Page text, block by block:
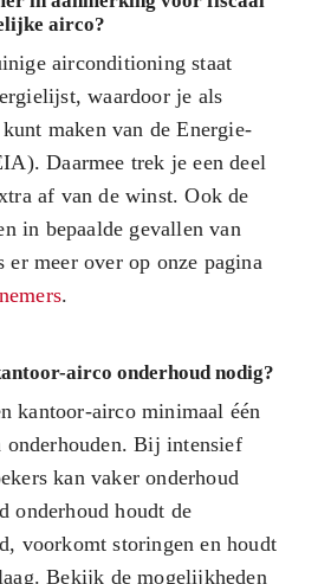
airco?
airconditioning staat
waardoor je als
maken van de Energie-
Daarmee trek je een deel
af van de winst. Ook de
in bepaalde gevallen van
er meer over op onze pagina
.
airco onderhoud nodig?
kantoor-airco minimaal één
onderhouden. Bij intensief
kan vaker onderhoud
onderhoud houdt de
voorkomt storingen en houdt
Bekijk de mogelijkheden